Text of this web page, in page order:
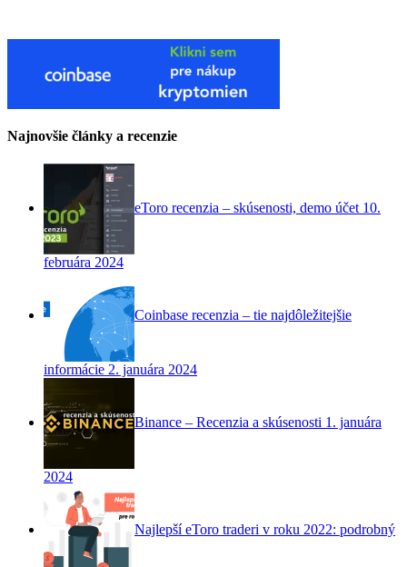
Najnovšie články a recenzie
eToro recenzia – skúsenosti, demo účet 10.
februára 2024
Coinbase recenzia – tie najdôležitejšie
informácie 2. januára 2024
Binance – Recenzia a skúsenosti 1. januára
2024
Najlepší eToro traderi v roku 2022: podrobný